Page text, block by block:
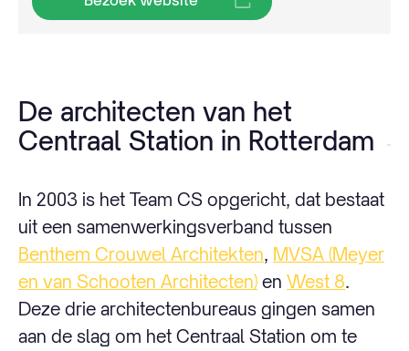
De architecten van het
Centraal Station in Rotterdam
In 2003 is het Team CS opgericht, dat bestaat
uit een samenwerkingsverband tussen
Benthem Crouwel Architekten, MVSA (Meyer
en van Schooten Architecten) en West 8.
Deze drie architectenbureaus gingen samen
aan de slag om het Centraal Station om te